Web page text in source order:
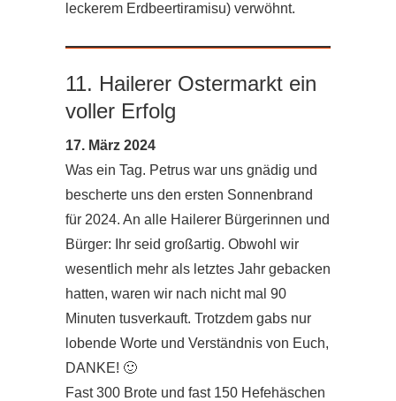
leckerem Erdbeertiramisu) verwöhnt.
11. Hailerer Ostermarkt ein
voller Erfolg
17. März 2024
Was ein Tag. Petrus war uns gnädig und
bescherte uns den ersten Sonnenbrand
für 2024. An alle Hailerer Bürgerinnen und
Bürger: Ihr seid großartig. Obwohl wir
wesentlich mehr als letztes Jahr gebacken
hatten, waren wir nach nicht mal 90
Minuten tusverkauft. Trotzdem gabs nur
lobende Worte und Verständnis von Euch,
DANKE! 🙂
Fast 300 Brote und fast 150 Hefehäschen